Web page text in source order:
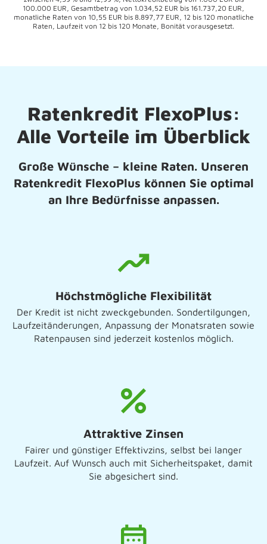
100.000 EUR, Gesamtbetrag von 1.034,52 EUR bis 161.737,20 EUR,
monatliche Raten von 10,55 EUR bis 8.897,77 EUR, 12 bis 120 monatliche
Raten, Laufzeit von 12 bis 120 Monate, Bonität vorausgesetzt.
Ratenkredit FlexoPlus:
Alle Vorteile im Überblick
Große Wünsche – kleine Raten. Unseren
Ratenkredit FlexoPlus können Sie optimal
an Ihre Bedürfnisse anpassen.
Höchstmögliche Flexibilität
Der Kredit ist nicht zweckgebunden. Sondertilgungen,
Laufzeitänderungen, Anpassung der Monatsraten sowie
Ratenpausen sind jederzeit kostenlos möglich.
Attraktive Zinsen
Fairer und günstiger Effektivzins, selbst bei langer
Laufzeit. Auf Wunsch auch mit Sicherheitspaket, damit
Sie abgesichert sind.